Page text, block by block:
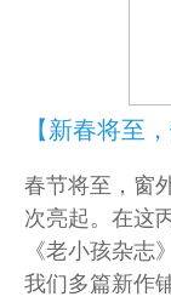
春节将至，窗
次亮起。在这
《老小孩杂志
我们多篇新作